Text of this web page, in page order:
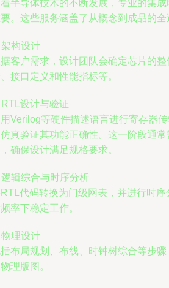
半导体技术的不断发展，专业的集
。这些服务涵盖了从概念到成品的全
构设计
客户需求，设计团队会确定芯片的
接口定义和性能指标等。
设计与验证
Verilog等硬件描述语言进行寄存器
真验证其功能正确性。这一阶段通
确保设计满足规格要求。
辑综合与时序分析
代码转换为门级网表，并进行时序
率下稳定工作。
理设计
布局规划、布线、时钟树综合等步
理版图。